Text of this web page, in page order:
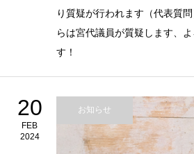
り質疑が行われます（代表質
らは宮代議員が質疑します、
す！
20
FEB
2024
お知らせ